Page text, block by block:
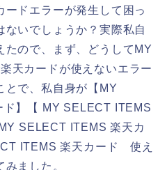
ードエラーが発生して困っ
ないでしょうか？実際私自
たので、まず、どうしてMY
天カードが使えないエラー
とで、私自身が【MY
】【 MY SELECT ITEMS
SELECT ITEMS 楽天カ
ITEMS 楽天カード 使え
ました。